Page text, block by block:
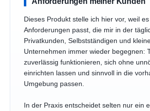
Dieses Produkt stelle ich hier vor, weil es
Anforderungen passt, die mir in der
Privatkunden, Selbstständigen und
Unternehmen immer wieder begegnen:
zuverlässig funktionieren, sich ohne
einrichten lassen und sinnvoll in die
Umgebung passen.
In der Praxis entscheidet selten nur ein